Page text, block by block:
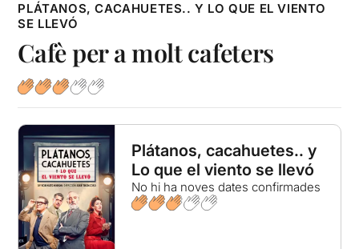
PLÁTANOS, CACAHUETES.. Y LO QUE EL VIENTO
SE LLEVÓ
Cafè per a molt cafeters
Plátanos, cacahuetes.. y
Lo que el viento se llevó
No hi ha noves dates confirmades